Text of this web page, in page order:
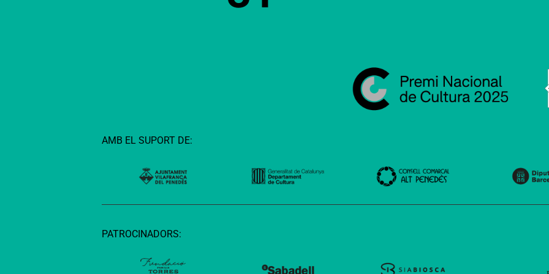
AMB EL SUPORT DE:
PATROCINADORS: